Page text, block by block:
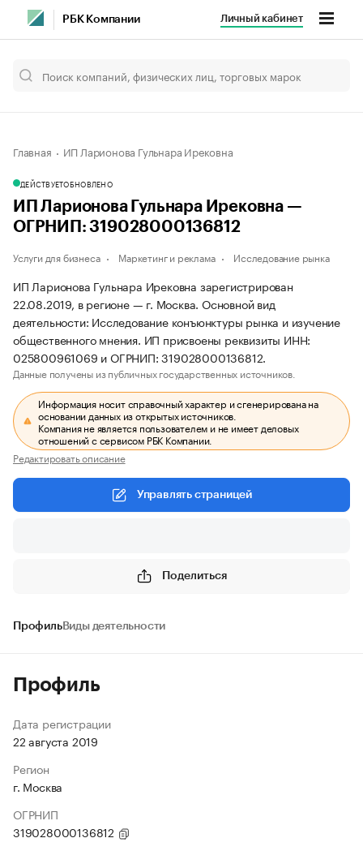
РБК Компании Личный кабинет
Главная ИП Ларионова Гульнара Ирековна
ДЕЙСТВУЕТОБНОВЛЕНО
ИП Ларионова Гульнара Ирековна —
ОГРНИП: 319028000136812
Услуги для бизнеса Маркетинг и реклама Исследование рынка
ИП Ларионова Гульнара Ирековна зарегистрирован
22.08.2019, в регионе — г. Москва. Основной вид
деятельности: Исследование конъюнктуры рынка и изучение
общественного мнения. ИП присвоены реквизиты ИНН:
025800961069 и ОГРНИП: 319028000136812.
Данные получены из публичных государственных источников.
Информация носит справочный характер и сгенерирована на
основании данных из открытых источников.
Компания не является пользователем и не имеет деловых
отношений с сервисом РБК Компании.
Редактировать описание
Управлять страницей
Поделиться
ПрофильВиды деятельности
Профиль
Дата регистрации
22 августа 2019
Регион
г. Москва
ОГРНИП
319028000136812